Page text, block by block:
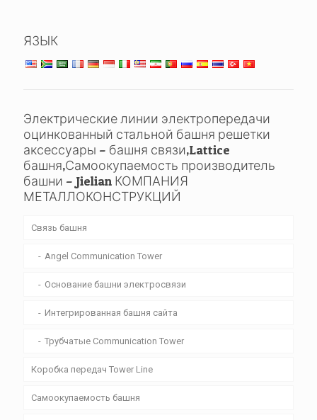
ЯЗЫК
Электрические линии электропередачи
оцинкованный стальной башня решетки
аксессуары – башня связи,Lattice
башня,Самоокупаемость производитель
башни – Jielian КОМПАНИЯ
МЕТАЛЛОКОНСТРУКЦИЙ
Связь башня
Angel Communication Tower
Основание башни электросвязи
Интегрированная башня сайта
Трубчатые Communication Tower
Коробка передач Tower Line
Самоокупаемость башня